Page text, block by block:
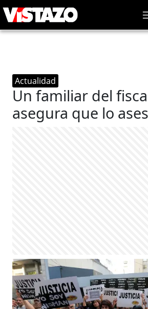
Actualidad
Un familiar del
asegura que lo